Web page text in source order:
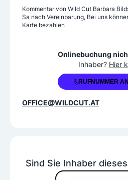
Sind Sie Inhaber
Kommentar von Wild Cut Barbara
Sa nach Vereinbarung, Bei uns
Karte bezahlen
Onlinebuchung
Inhaber? Hier
+43 5574 63649
RUFNUMMER
OFFICE@WILDCUT.AT